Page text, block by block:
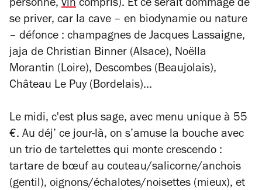
personne, vin compris). Et ce serait dommage de
se priver, car la cave – en biodynamie ou nature
– défonce : champagnes de Jacques Lassaigne,
jaja de Christian Binner (Alsace), Noëlla
Morantin (Loire), Descombes (Beaujolais),
Château Le Puy (Bordelais)…
Le midi, c'est plus sage, avec menu unique à 55
€. Au déj’ ce jour-là, on s’amuse la bouche avec
un trio de tartelettes qui monte crescendo :
tartare de bœuf au couteau/salicorne/anchois
(gentil), oignons/échalotes/noisettes (mieux), et